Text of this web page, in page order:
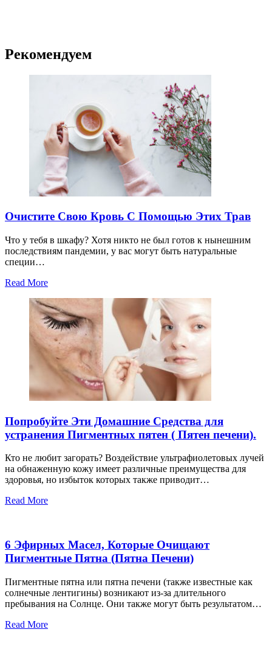
Рекомендуем
Очистите Свою Кровь С Помощью Этих Трав
Что у тебя в шкафу? Хотя никто не был готов к нынешним
последствиям пандемии, у вас могут быть натуральные
специи…
Read More
Попробуйте Эти Домашние Средства для
устранения Пигментных пятен ( Пятен печени).
Кто не любит загорать? Воздействие ультрафиолетовых лучей
на обнаженную кожу имеет различные преимущества для
здоровья, но избыток которых также приводит…
Read More
6 Эфирных Масел, Которые Очищают
Пигментные Пятна (Пятна Печени)
Пигментные пятна или пятна печени (также известные как
солнечные лентигины) возникают из-за длительного
пребывания на Солнце. Они также могут быть результатом…
Read More